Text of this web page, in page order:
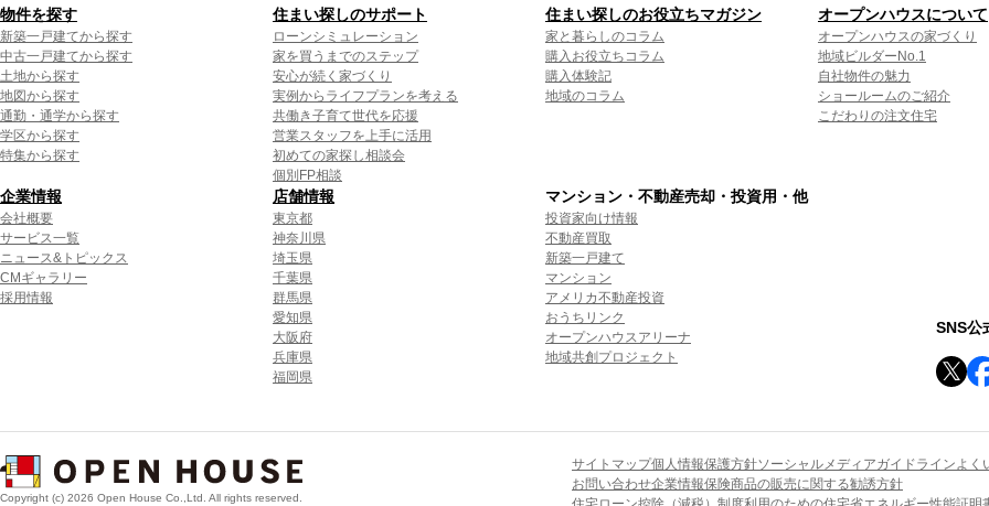
物件を探す
新築一戸建てから探す
中古一戸建てから探す
土地から探す
地図から探す
通勤・通学から探す
学区から探す
特集から探す
住まい探しのサポート
ローンシミュレーション
家を買うまでのステップ
安心が続く家づくり
実例からライフプランを考える
共働き子育て世代を応援
営業スタッフを上手に活用
初めての家探し相談会
個別FP相談
住まい探しのお役立ちマガジン
家と暮らしのコラム
購入お役立ちコラム
購入体験記
地域のコラム
オープンハウスについて
オープンハウスの家づくり
地域ビルダーNo.1
自社物件の魅力
ショールームのご紹介
こだわりの注文住宅
企業情報
会社概要
サービス一覧
ニュース&トピックス
CMギャラリー
採用情報
店舗情報
東京都
神奈川県
埼玉県
千葉県
群馬県
愛知県
大阪府
兵庫県
福岡県
マンション・不動産売却・投資用・他
投資家向け情報
不動産買取
新築一戸建て
マンション
アメリカ不動産投資
おうちリンク
オープンハウスアリーナ
地域共創プロジェクト
SNS公
Copyright (c) 2026 Open House Co.,Ltd. All rights reserved.
サイトマップ個人情報保護方針ソーシャルメディアガイドラインよく
お問い合わせ企業情報保険商品の販売に関する勧誘方針